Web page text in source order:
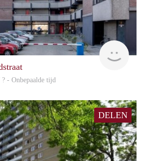
? - Onbepaalde tijd
DELEN